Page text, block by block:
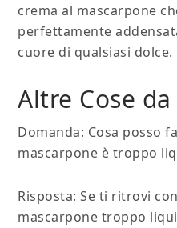
crema al mascarpone
perfettamente
cuore di qualsiasi dolce.
Altre Cose da
Domanda: Cosa posso
mascarpone è troppo
Risposta: Se ti ritrovi
mascarpone troppo